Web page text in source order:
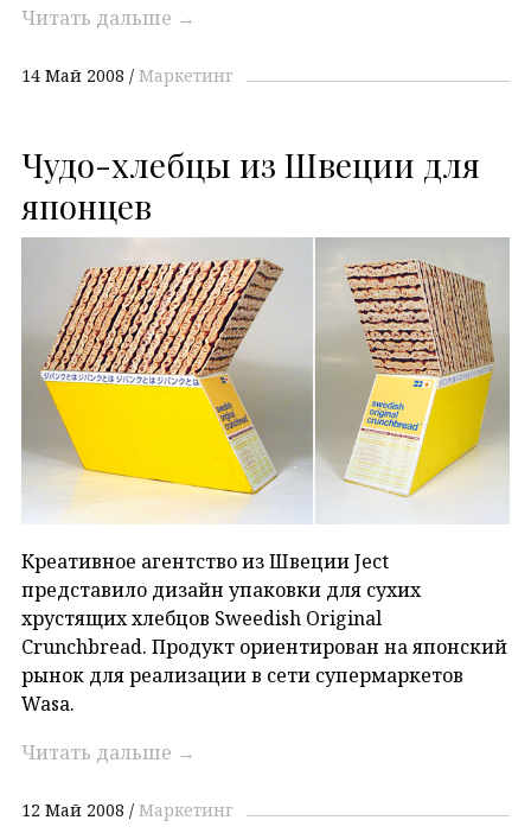
Читать дальше →
14 Май 2008 Маркетинг
Чудо-хлебцы из Швеции для
японцев
Креативное агентство из Швеции Ject
представило дизайн упаковки для сухих
хрустящих хлебцов Sweedish Original
Crunchbread. Продукт ориентирован на японский
рынок для реализации в сети супермаркетов
Wasa.
Читать дальше →
12 Май 2008 Маркетинг